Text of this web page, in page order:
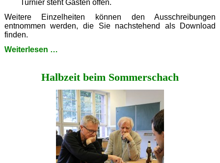
Turnier steht Gästen offen.
Weitere Einzelheiten können den Ausschreibungen
entnommen werden, die Sie nachstehend als Download
finden.
Weiterlesen …
Halbzeit beim Sommerschach